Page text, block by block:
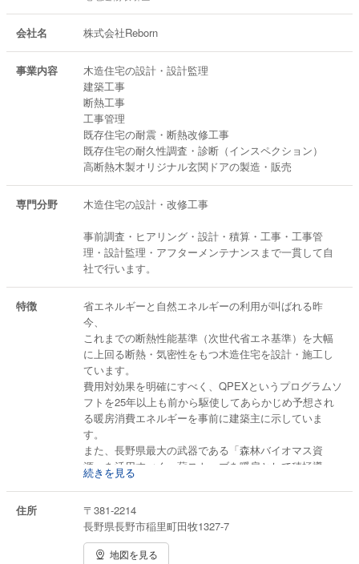
会社名 株式会社Reborn
事業内容
木造住宅の設計・設計監理
建築工事
断熱工事
工事管理
既存住宅の耐震・断熱改修工事
既存住宅の耐久性調査・診断（インスペクション）
高断熱木製オリジナル玄関ドアの製造・販売
専門分野 木造住宅の設計・改修工事
事前調査・ヒアリング・設計・積算・工事・工事管
理・設計監理・アフターメンテナンスまで一貫して自
社で行います。
特徴
省エネルギーと自然エネルギーの利用が叫ばれる昨
今、
これまでの断熱性能基準（次世代省エネ基準）を大幅
に上回る断熱・気密性をもつ木造住宅を設計・施工し
ています。
費用対効果を明確にすべく、QPEXというプログラムソ
フトを25年以上も前から駆使してあらかじめ予想され
る暖房消費エネルギーを事前に建築主に示していま
す。
また、長野県最大の武器である「森林バイオマス資
源」を活用すべく、薪ストーブを暖房として積極導
入。薪の流通や薪の保管場所にまでこだわっていま
新築はもちろん、たいへん工事が難しいとされる既存
の断熱改修工事も積極的に手がけています。その工事
と同時進行で、耐震性を向上させる工法を立案し、お
続きを見る
住所
〒381-2214
長野県長野市稲里町田牧1327-7
地図を見る